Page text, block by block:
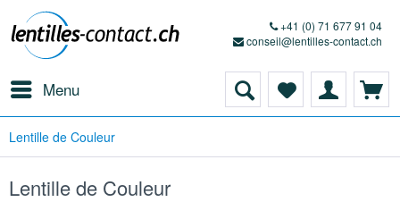
+41 (0) 71 677 91 04
conseil@lentilles-contact.ch
Menu
Lentille de Couleur
Lentille de Couleur